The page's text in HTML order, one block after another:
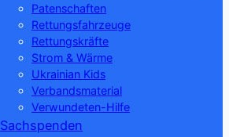
Patenschaften
Rettungsfahrzeuge
Rettungskräfte
Strom & Wärme
Ukrainian Kids
Verbandsmaterial
Verwundeten-Hilfe
Sachspenden